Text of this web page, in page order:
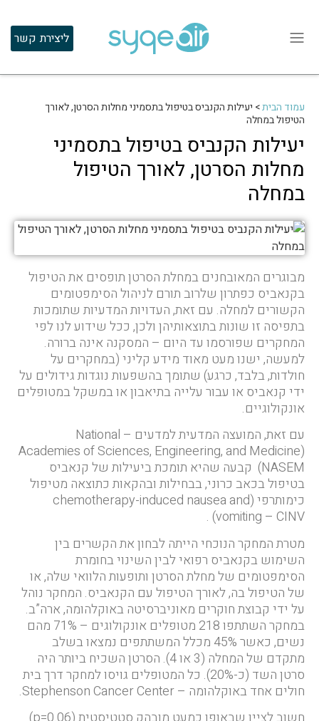
ליצירת קשר
עמוד הבית> יעילות הקנביס בטיפול בתסמיני מחלות הסרטן, לאורך
הטיפול במחלה
יעילות הקנביס בטיפול בתסמיני
מחלות הסרטן, לאורך הטיפול
במחלה
מבוגרים המאובחנים במחלת הסרטן תופסים את הטיפול
בקנאביס כפתרון שלרוב תורם לניהול הסימפטומים
הקשורים למחלה. עם זאת, העדויות המדעיות שתומכות
בתפיסה זו שונות בתוצאותיהן ולכן, ככל שידוע לנו לפי
המחקרים שפורסמו עד היום – המסקנה אינה ברורה.
למעשה, ישנו מעט מאוד מידע קליני (במחקרים על
חולדות, בלבד, כרגע) שתומך בהשפעות נוגדות גידולים על
ידי קנאביס או עבור עלייה בתיאבון או במשקל במטופלים
אונקולוגיים.
עם זאת, המועצה המדעית למדעים – National
Academies of Sciences, Engineering, and Medicine)
NASEM) קבעה שהיא תומכת ביעילות של קנאביס
בטיפול בכאב כרוני, בבחילות ובהקאות כתוצאה מטיפול
כימותרפי (chemotherapy-induced nausea and
vomiting – CINV) .
מטרת המחקר הנוכחי הייתה לבחון את הקשרים בין
השימוש בקנאביס רפואי לבין השינוי בחומרת
הסימפטומים של מחלת הסרטן ותופעות הלוואי שלה, או
של הטיפול בה, לאורך הטיפול עם הקנאביס. המחקר נוהל
על ידי קבוצת חוקרים מאוניברסיטה באוקלהומה, ארה”ב.
במחקר השתתפו 218 מטופלים אונקולוגים – 71% מהם
נשים, כאשר 45% מכלל המשתתפים נמצאו בשלב
מתקדם של המחלה (3 או 4). הסרטן השכיח ביותר היה
סרטן השד (כ-20%). כל המטופלים גויסו למחקר דרך בית
חולים אחד באוקלהומה – Stephenson Cancer Center.